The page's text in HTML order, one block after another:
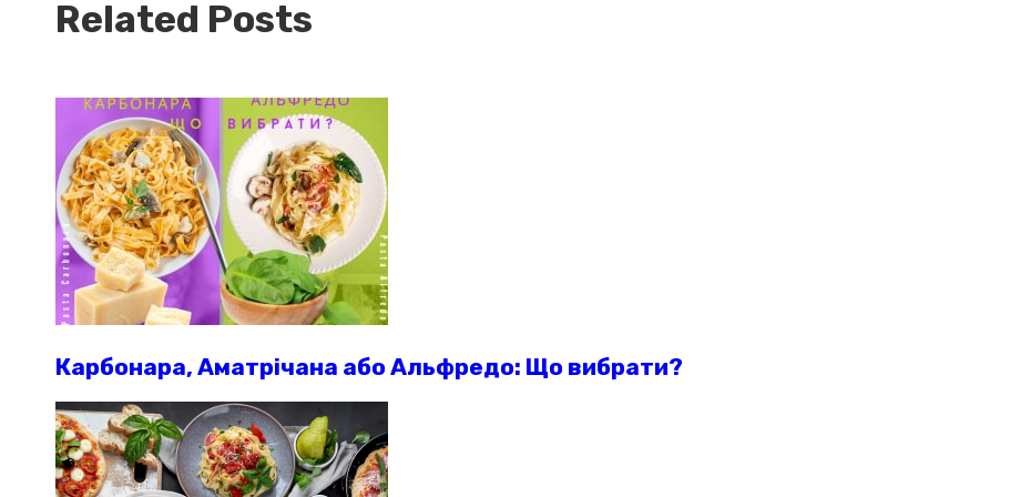
Related Posts
Карбонара, Аматрічана або Альфредо: Що вибрати?